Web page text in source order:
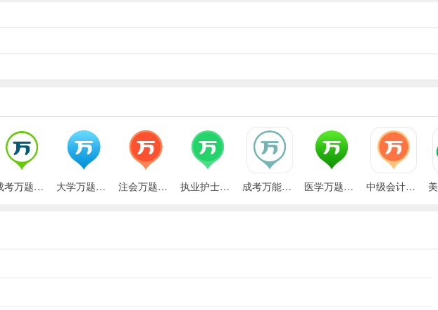
成考万题库官方手机版 大学万题库App 注会万题库app 执业护士万题库软件 成考万能库app(改名成考万题库) 医学万题库免费版 中级会计职称万题库app